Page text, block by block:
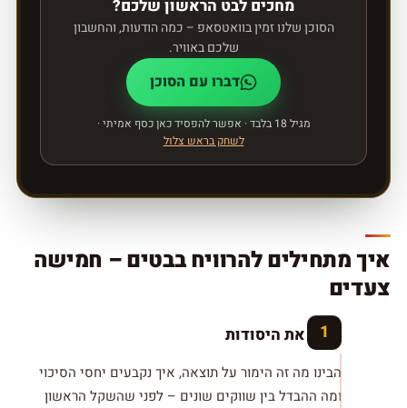
מחכים לבט הראשון שלכם?
הסוכן שלנו זמין בוואטסאפ – כמה הודעות, והחשבון
שלכם באוויר.
דברו עם הסוכן
מגיל 18 בלבד · אפשר להפסיד כאן כסף אמיתי ·
לשחק בראש צלול
איך מתחילים להרוויח בבטים – חמישה
צעדים
למדו את היסודות
הבינו מה זה הימור על תוצאה, איך נקבעים יחסי הסיכוי
ומה ההבדל בין שווקים שונים – לפני שהשקל הראשון